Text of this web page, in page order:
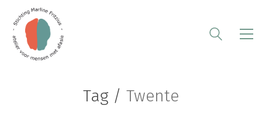
Tag / Twente